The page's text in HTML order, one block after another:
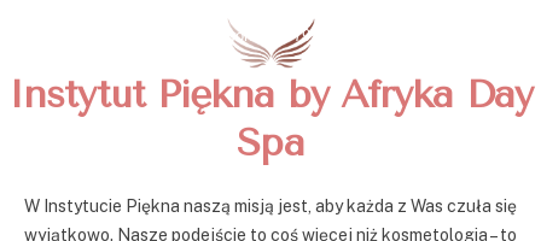
Zadzwoń: +48 797 234 863
Instytut Piękna by Afryka Day
Spa
W Instytucie Piękna naszą misją jest, aby każda z Was czuła się
wyjątkowo. Nasze podejście to coś więcej niż kosmetologia – to